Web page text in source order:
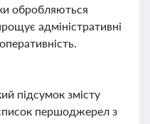
обробляються
адміністративні
підсумок змісту
першоджерел з